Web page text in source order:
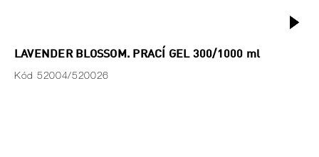
LAVENDER BLOSSOM. PRACÍ GEL 300/1000 ml
Kód 52004/520026